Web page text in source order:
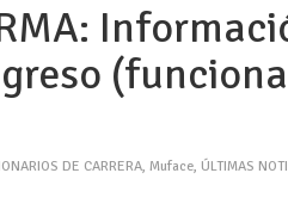
DE CARRERA,Muface, ÚLTIMAS